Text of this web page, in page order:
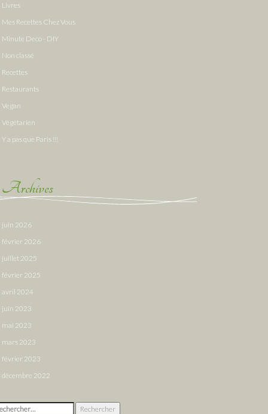
Livres
Mes Recettes Chez Vous
Minute Deco - DIY
Non classé
Recettes
Restaurants
Vegan
Végétarien
Y a pas que Paris !!!
Archives
juin 2026
février 2026
juillet 2025
février 2025
avril 2024
juin 2023
mai 2023
mars 2023
février 2023
décembre 2022
: